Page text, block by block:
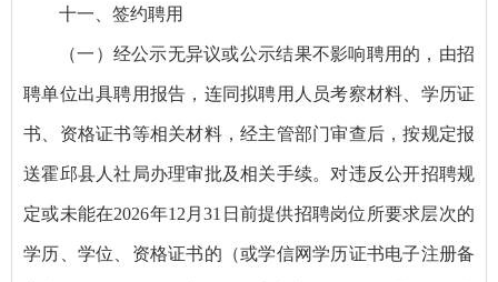
十一、签约聘用
（一）经公示无异议或公示结果不影响聘用的，由招
聘单位出具聘用报告，连同拟聘用人员考察材料、学历证
书、资格证书等相关材料，经主管部门审查后，按规定报
送霍邱县人社局办理审批及相关手续。对违反公开招聘规
定或未能在2026年12月31日前提供招聘岗位所要求层次的
学历、学位、资格证书的（或学信网学历证书电子注册备